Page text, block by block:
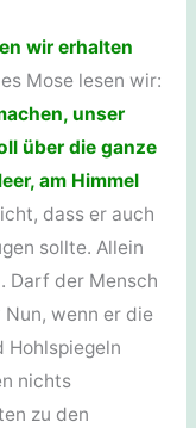
wir erhalten
Mose lesen wir:
unser
über die ganze
am Himmel
dass er auch
sollte. Allein
Darf der Mensch
wenn er die
Hohlspiegeln
nichts
zu den